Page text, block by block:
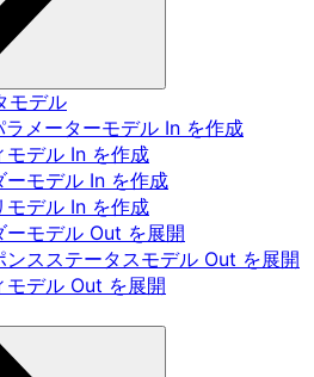
モデル
メーターモデル In を作成
デル In を作成
モデル In を作成
デル In を作成
モデル Out を展開
スステータスモデル Out を展開
デル Out を展開